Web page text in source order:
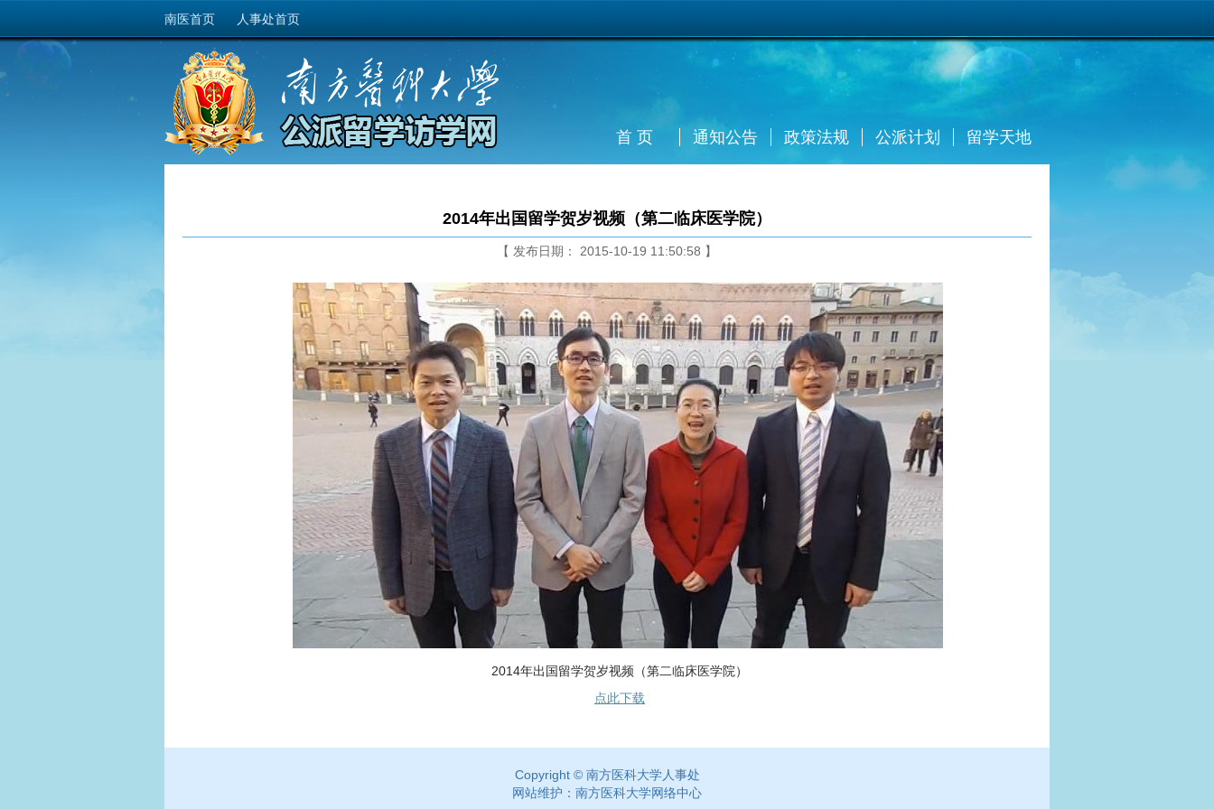
南医首页 人事处首页
首 页 通知公告 政策法规 公派计划 留学天地
2014年出国留学贺岁视频（第二临床医学院）
【 发布日期： 2015-10-19 11:50:58 】
2014年出国留学贺岁视频（第二临床医学院）
点此下载
Copyright © 南方医科大学人事处
网站维护：南方医科大学网络中心